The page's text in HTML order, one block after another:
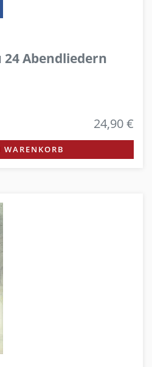
Abendliedern
24,90 €